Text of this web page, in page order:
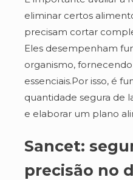
eliminar certos
precisam cortar
Eles desempenham
organismo,
essenciais.Por isso, é
quantidade segura de
e elaborar um plano
Sancet:
precisão no